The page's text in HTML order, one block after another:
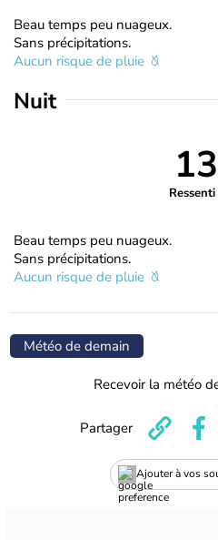
Beau temps peu nuageux.
Sans précipitations.
Aucun risque de pluie
Nuit
Beau temps peu nuageux.
Sans précipitations.
Aucun risque de pluie
Météo de demain
Recevoir la météo
Ajouter à vos
Partager